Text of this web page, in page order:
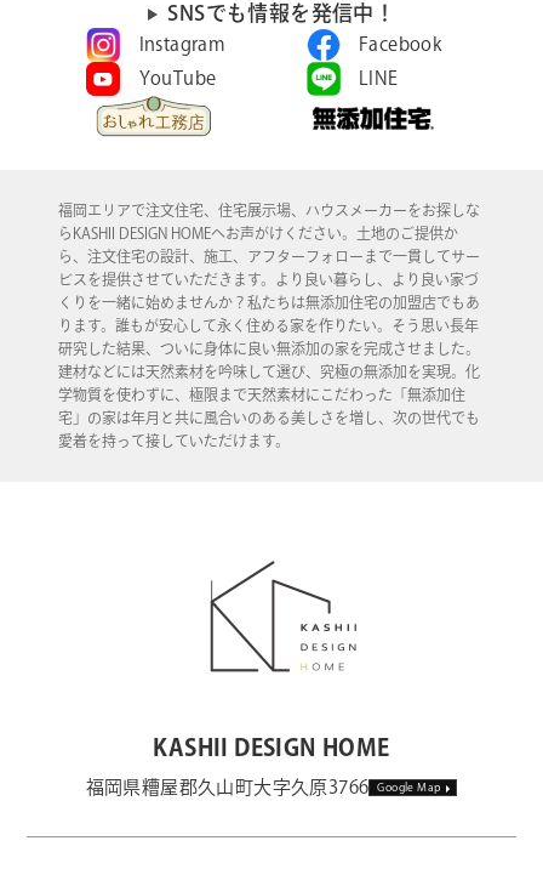
SNSでも情報を発信中！
Instagram
Facebook
YouTube
LINE
福岡エリアで注文住宅、住宅展示場、ハウスメーカーをお探しな
らKASHII DESIGN HOMEへお声がけください。土地のご提供か
ら、注文住宅の設計、施工、アフターフォローまで一貫してサー
ビスを提供させていただきます。より良い暮らし、より良い家づ
くりを一緒に始めませんか？私たちは無添加住宅の加盟店でもあ
ります。誰もが安心して永く住める家を作りたい。そう思い長年
研究した結果、ついに身体に良い無添加の家を完成させました。
建材などには天然素材を吟味して選び、究極の無添加を実現。化
学物質を使わずに、極限まで天然素材にこだわった「無添加住
宅」の家は年月と共に風合いのある美しさを増し、次の世代でも
愛着を持って接していただけます。
KASHII DESIGN HOME
福岡県糟屋郡久山町大字久原3766 Google Map